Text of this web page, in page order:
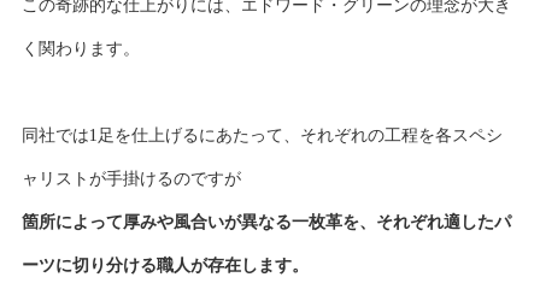
この奇跡的な仕上がりには、エドワード・グリーンの理念が大き
く関わります。
同社では1足を仕上げるにあたって、それぞれの工程を各スペシ
ャリストが手掛けるのですが
箇所によって厚みや風合いが異なる一枚革を、それぞれ適したパ
ーツに切り分ける職人が存在します。